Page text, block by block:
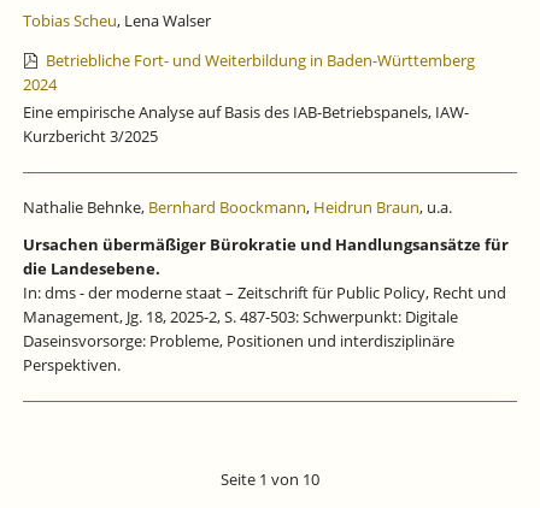
Tobias Scheu, Lena Walser
Betriebliche Fort- und Weiterbildung in Baden-Württemberg
2024
Eine empirische Analyse auf Basis des IAB-Betriebspanels, IAW-
Kurzbericht 3/2025
Nathalie Behnke, Bernhard Boockmann, Heidrun Braun, u.a.
Ursachen übermäßiger Bürokratie und Handlungsansätze für
die Landesebene.
In: dms - der moderne staat – Zeitschrift für Public Policy, Recht und
Management, Jg. 18, 2025-2, S. 487-503: Schwerpunkt: Digitale
Daseinsvorsorge: Probleme, Positionen und interdisziplinäre
Perspektiven.
Seite 1 von 10